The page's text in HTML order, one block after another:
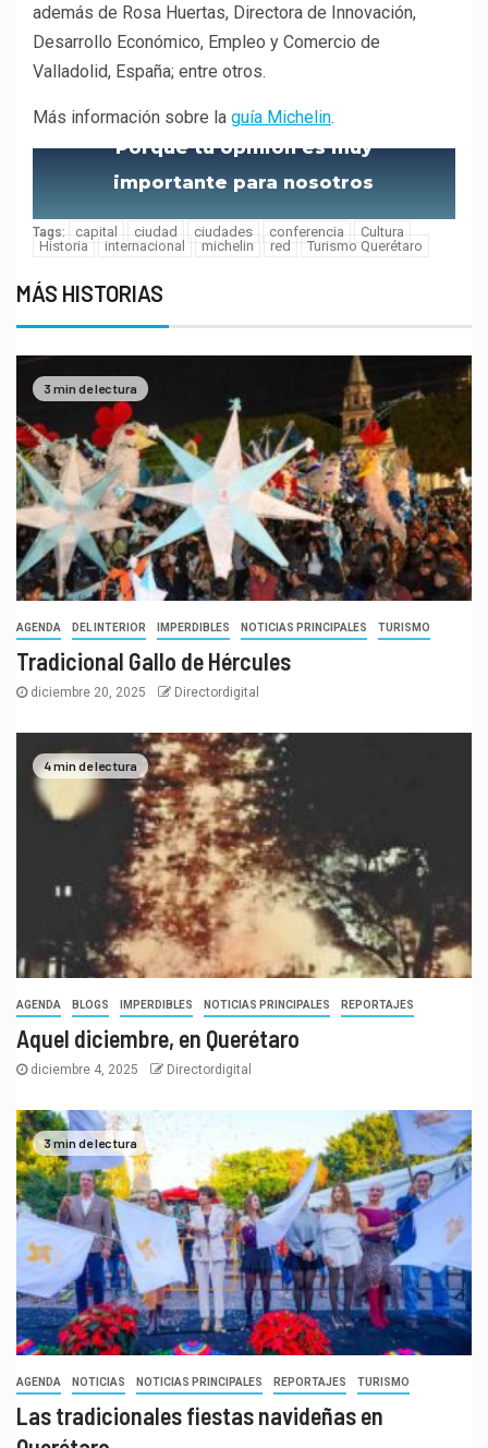
además de Rosa Huertas, Directora de Innovación,
Desarrollo Económico, Empleo y Comercio de
Valladolid, España; entre otros.
Más información sobre la guía Michelin.
Porque tu opinión es muy
importante para nosotros
Tags: capital ciudad ciudades conferencia
Cultura
Historia
internacional michelin red Turismo Querétaro
MÁS HISTORIAS
3 min de lectura
AGENDA DEL INTERIOR IMPERDIBLES NOTICIAS PRINCIPALES TURISMO
Tradicional Gallo de Hércules
diciembre 20, 2025 Directordigital
4 min de lectura
AGENDA BLOGS IMPERDIBLES NOTICIAS PRINCIPALES REPORTAJES
Aquel diciembre, en Querétaro
diciembre 4, 2025 Directordigital
3 min de lectura
AGENDA NOTICIAS NOTICIAS PRINCIPALES REPORTAJES TURISMO
Las tradicionales fiestas navideñas en